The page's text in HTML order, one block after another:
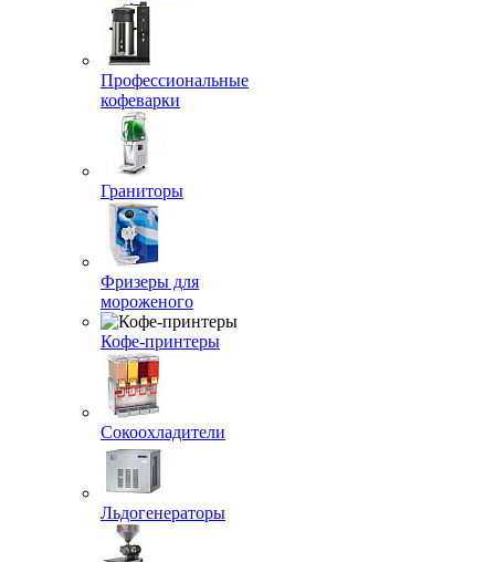
Профессиональные
кофеварки
Граниторы
Фризеры для
мороженого
Кофе-принтеры
Сокоохладители
Льдогенераторы